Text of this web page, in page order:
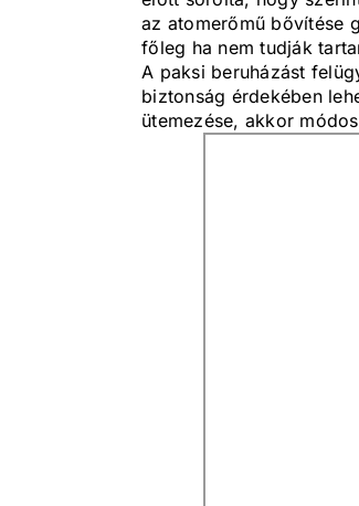
az atomerőmű bővítése
főleg ha nem tudják
A paksi beruházást
biztonság érdekében
ütemezése, akkor